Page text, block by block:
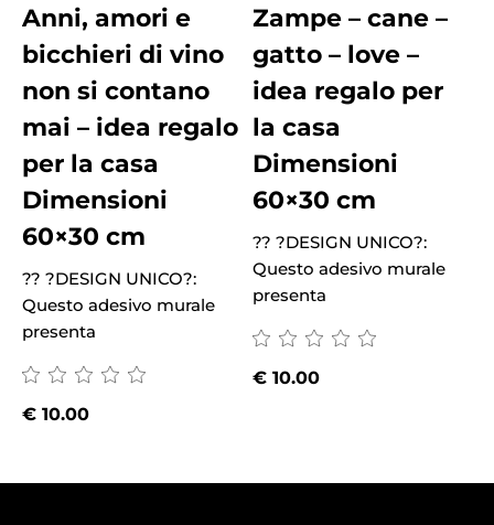
Anni, amori e
bicchieri di vino
non si contano
mai – idea regalo
per la casa
Dimensioni
60×30 cm
?? ?DESIGN UNICO?:
Questo adesivo murale
presenta
€10.00
Zampe – cane –
gatto – love –
idea regalo per
la casa
Dimensioni
60×30 cm
?? ?DESIGN UNICO?:
Questo adesivo murale
presenta
€ 10.00